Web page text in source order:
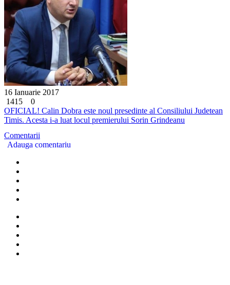
16 Ianuarie 2017
1415
0
OFICIAL! Calin Dobra este noul presedinte al Consiliului Judetean
Timis. Acesta i-a luat locul premierului Sorin Grindeanu
Comentarii
Adauga comentariu